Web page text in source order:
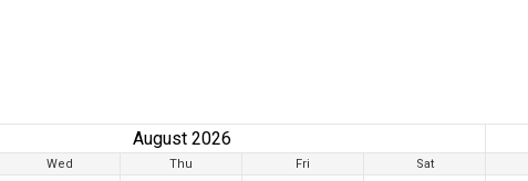
August 2026
Wed Thu Fri Sat